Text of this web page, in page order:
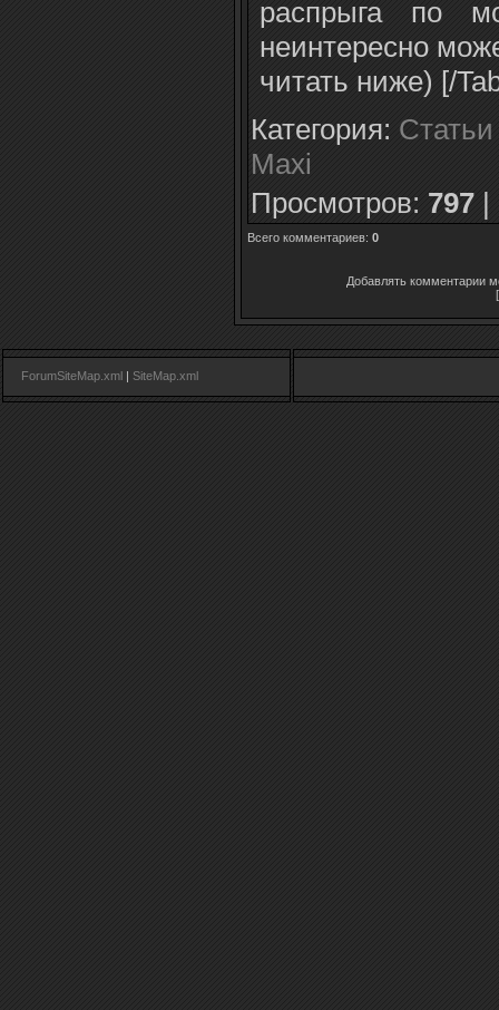
распрыга по
неинтересно
читать ниже) [/
Категория:
Maxi
Просмотров: 797 |
Всего комментариев: 0
Добавлять комментарии
ForumSiteMap.xml | SiteMap.xml